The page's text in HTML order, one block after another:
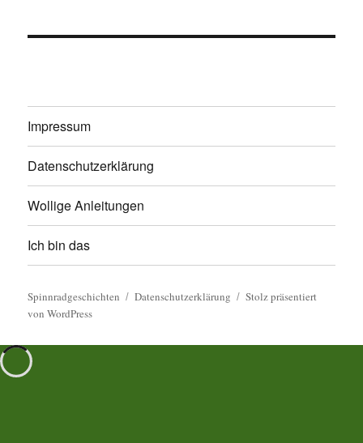
Impressum
Datenschutzerklärung
Wollige Anleitungen
Ich bin das
Spinnradgeschichten Datenschutzerklärung
Stolz präsentiert
von WordPress